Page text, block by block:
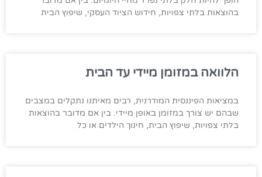
בהוצאות בלתי צפויות, חידוש הציוד העסקי, שיפוץ הבית
הלוואה במזומן מיידי עד הבית
במציאות הפיננסית המודרנית, רבים מאיתנו נתקלים במצבים
שבהם יש צורך במזומן באופן מיידי. בין אם מדובר בהוצאות
בלתי צפויות, שיפוץ הבית, חינוך הילדים או כל